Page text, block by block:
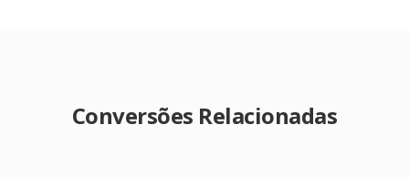
Conversões Relacionadas